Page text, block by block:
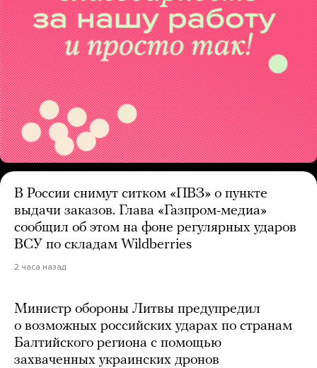
В России снимут ситком «ПВЗ» о пункте
выдачи заказов. Глава «Газпром-медиа»
сообщил об этом на фоне регулярных ударов
ВСУ по складам Wildberries
2 часа назад
Министр обороны Литвы предупредил
о возможных российских ударах по странам
Балтийского региона с помощью
захваченных украинских дронов